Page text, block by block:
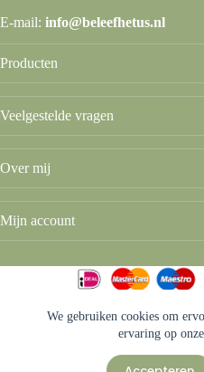
We gebruiken cookies om
ervaring op
E-mail: info@beleefhetus.nl
Producten
Veelgestelde vragen
Over mij
Mijn account
©
Privacy &